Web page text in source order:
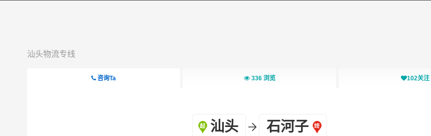
汕头物流专线
咨询Ta 336 浏览 102关注
汕头 石河子